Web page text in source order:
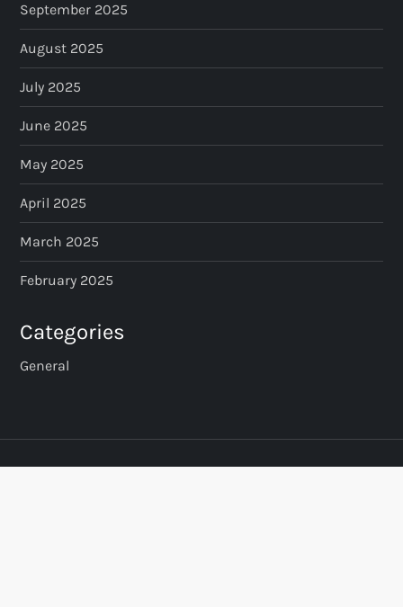
September 2025
August 2025
July 2025
June 2025
May 2025
April 2025
March 2025
February 2025
Categories
General